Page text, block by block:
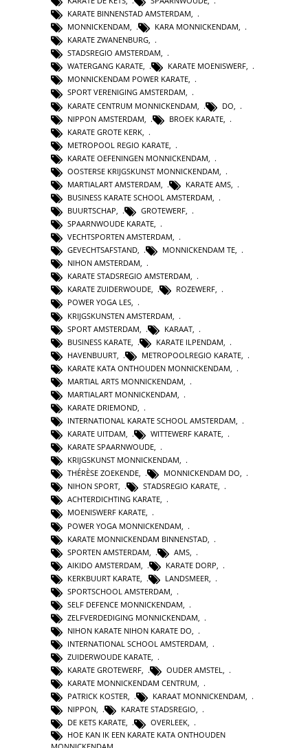
KARATE BINNENSTAD AMSTERDAM,
MONNICKENDAM, KARA MONNICKENDAM,
KARATE ZWANENBURG,
STADSREGIO AMSTERDAM,
WATERGANG KARATE, KARATE MOENISWERF,
MONNICKENDAM POWER KARATE,
SPORT VERENIGING AMSTERDAM,
KARATE CENTRUM MONNICKENDAM
DO
NIPPON AMSTERDAM
BROEK KARATE
KARATE GROTE KERK
METROPOOL REGIO KARATE
KARATE OEFENINGEN MONNICKENDAM
OOSTERSE KRIJGSKUNST MONNICKENDAM
MARTIALART AMSTERDAM
KARATE AMS
BUSINESS KARATE SCHOOL AMSTERDAM
BUURTSCHAP, GROTEWERF,
SPAARNWOUDE KARATE,
VECHTSPORTEN AMSTERDAM,
GEVECHTSAFSTAND, MONNICKENDAM TE,
NIHON AMSTERDAM,
KARATE STADSREGIO AMSTERDAM,
KARATE ZUIDERWOUDE, ROZEWERF,
POWER YOGA LES,
KRIJGSKUNSTEN AMSTERDAM
SPORT AMSTERDAM
KARAAT
BUSINESS KARATE
KARATE ILPENDAM
HAVENBUURT
METROPOOLREGIO KARATE
KARATE KATA ONTHOUDEN MONNICKENDAM
MARTIAL ARTS MONNICKENDAM
MARTIALART MONNICKENDAM
KARATE DRIEMOND
INTERNATIONAL KARATE SCHOOL AMSTERDAM,
KARATE UITDAM, WITTEWERF KARATE,
KARATE SPAARNWOUDE,
KRIJGSKUNST MONNICKENDAM,
THÉRÈSE ZOEKENDE, MONNICKENDAM DO,
NIHON SPORT, STADSREGIO KARATE,
ACHTERDICHTING KARATE,
MOENISWERF KARATE,
POWER YOGA MONNICKENDAM
KARATE MONNICKENDAM BINNENSTAD
SPORTEN AMSTERDAM
AMS
AIKIDO AMSTERDAM
KARATE DORP
KERKBUURT KARATE
LANDSMEER
SPORTSCHOOL AMSTERDAM
SELF DEFENCE MONNICKENDAM
ZELFVERDEDIGING MONNICKENDAM
NIHON KARATE NIHON KARATE DO,
INTERNATIONAL SCHOOL AMSTERDAM,
ZUIDERWOUDE KARATE,
KARATE GROTEWERF, OUDER AMSTEL,
KARATE MONNICKENDAM CENTRUM,
PATRICK KOSTER, KARAAT MONNICKENDAM,
NIPPON, KARATE STADSREGIO,
DE KETS KARATE, OVERLEEK,
HOE KAN IK EEN KARATE KATA ONTHOUDEN